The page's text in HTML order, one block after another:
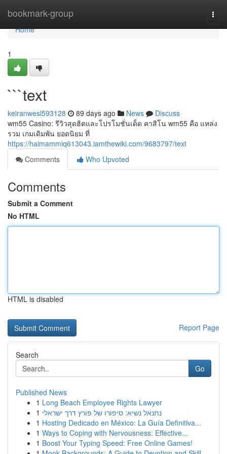
bookmark-group
Home
Home
1
```text
keiranwesl593128 89 days ago News
Discuss
wm55 Casino: รีวิวสุดฮิตและโปรโมชั่นเด็ด คาสิโน wm55 คือ แหล่ง
รวม เกมเดิมพัน ยอดนิยม ที่
https://haimammiq613043.iamthewiki.com/9683797/text
Comments
Who Upvoted
Comments
Submit a Comment
No HTML
HTML is disabled
Report Page
Search
Go
Published News
1 Long Beach Employee Rights Lawyer
1 נתנאל נשיא: סיפורו של פורץ דרך ישראלי
1 Hosting Dedicado en México: La Guía Definitiva...
1 Ways to Coping with Nervousness: Effective...
1 Boost Your Typing Speed: Free Online Games!